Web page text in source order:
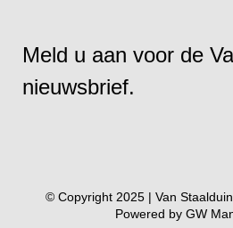
Meld u aan voor de
nieuwsbrief.
© Copyright 2025 | Van
Powered by GW